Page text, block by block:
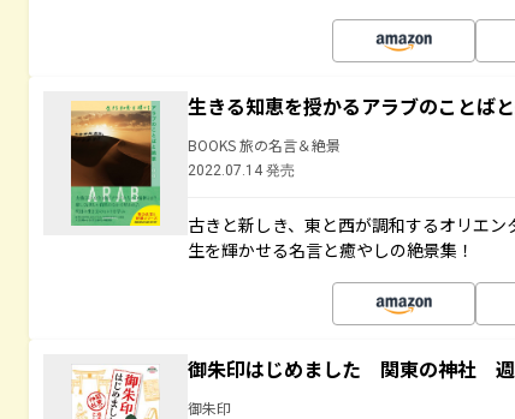
生きる知恵を授かるアラブのことば
BOOKS 旅の名言＆絶景
2022.07.14 発売
古きと新しき、東と西が調和するオリエ
生を輝かせる名言と癒やしの絶景集！
御朱印はじめました 関東の神社 週
御朱印